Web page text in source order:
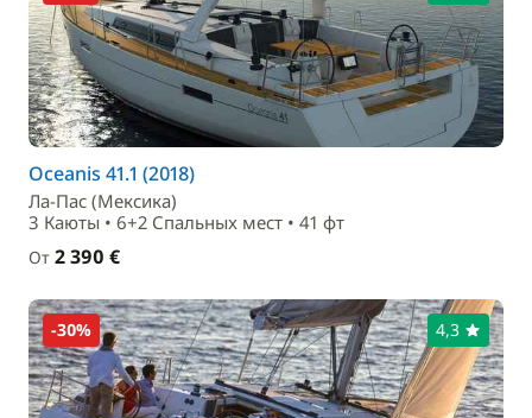
Oceanis 41.1 (2018)
Ла-Пас (Мексика)
3 Каюты • 6+2 Спальныx мест • 41 фт
От 2 390 €
-30% 4,3